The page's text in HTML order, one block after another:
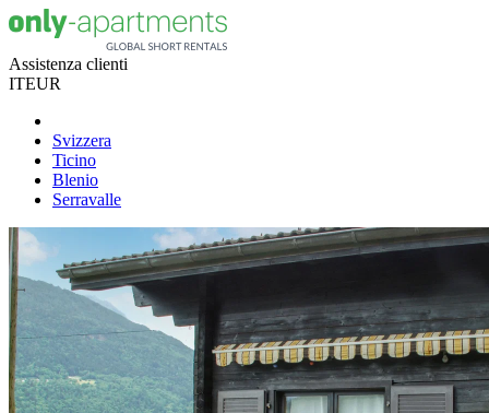
Assistenza clienti
ITEUR
Svizzera
Ticino
Blenio
Serravalle